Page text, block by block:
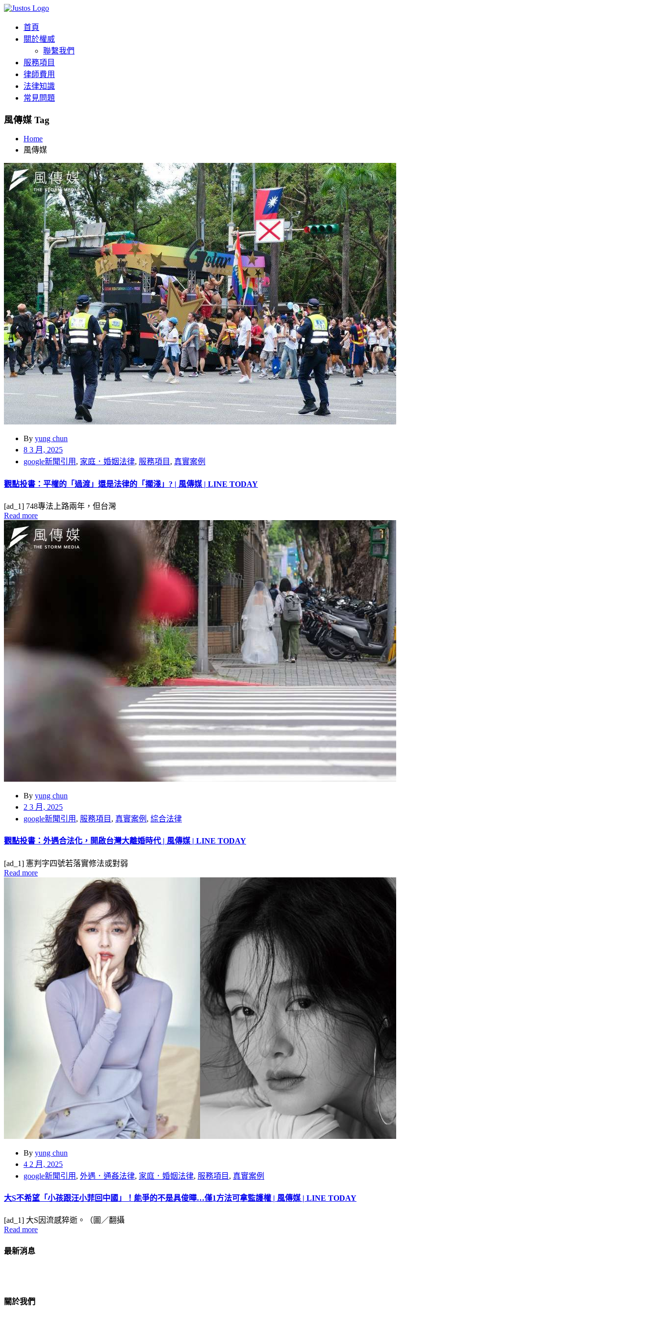
首頁
關於權威
聯繫我們
服務項目
律師費用
法律知識
常見問題
風傳媒 Tag
Home
風傳媒
By yung chun
8 3 月, 2025
google新聞引用 , 家庭．婚姻法律, 服務項目 , 真實案例
觀點投書：平權的「過渡」還是法律的「擱淺」? | 風傳媒 | LINE TODAY
[ad_1] 748專法上路兩年，但台灣
Read more
By yung chun
2 3 月, 2025
google新聞引用 , 服務項目 , 真實案例 , 綜合法律
觀點投書：外遇合法化，開啟台灣大離婚時代 | 風傳媒 | LINE TODAY
[ad_1] 憲判字四號若落實修法或對弱
Read more
By yung chun
4 2 月, 2025
google新聞引用 , 外遇．通姦法律, 家庭．婚姻法律, 服務項目 , 真實案例
大S不希望「小孩跟汪小菲回中國」！能爭的不是具俊曄…僅1方法可拿監護權 | 風傳媒 | LINE TODAY
[ad_1] 大S因流感猝逝。（圖／翻攝
Read more
最新消息
關於我們